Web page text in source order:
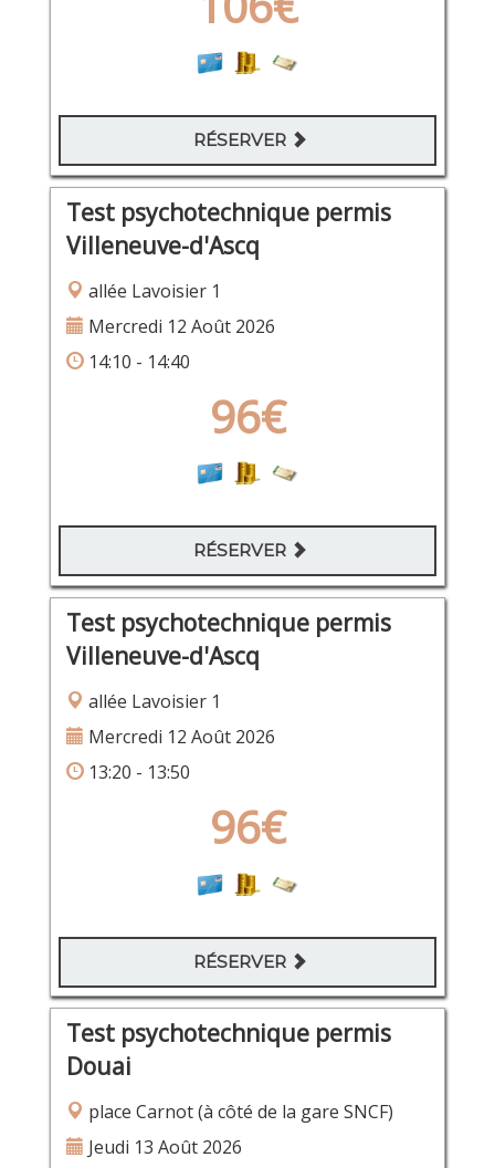
RÉSERVER
Test psychotechnique permis
Villeneuve-d'Ascq
allée Lavoisier 1
Mercredi 12 Août 2026
14:10 - 14:40
96€
RÉSERVER
Test psychotechnique permis
Villeneuve-d'Ascq
allée Lavoisier 1
Mercredi 12 Août 2026
13:20 - 13:50
96€
RÉSERVER
Test psychotechnique permis
Douai
place Carnot (à côté de la gare SNCF)
Jeudi 13 Août 2026